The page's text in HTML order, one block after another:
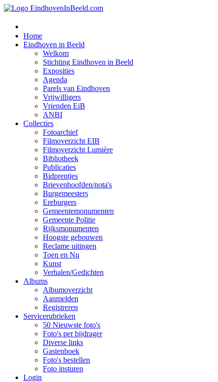
Home
Eindhoven in Beeld
Welkom
Stichting Eindhoven in Beeld
Exposities
Agenda
Parels van Eindhoven
Vrijwilligers
Vrienden EiB
ANBI
Collecties
Fotoarchief
Filmoverzicht EIB
Filmoverzicht Lumière
Bibliotheek
Publicaties
Bidprentjes
Brievenhoofden/nota's
Burgemeesters
Ereburgers
Gemeentemonumenten
Gemeente Politie
Rijksmonumenten
Hoogste gebouwen
Reclame uitingen
Toen en Nu
Kunst
Verhalen/Gedichten
Albums
Albumoverzicht
Aanmelden
Registreren
Servicerubrieken
50 Nieuwste foto's
Foto's per bijdrager
Diverse links
Gastenboek
Foto's bestellen
Foto insturen
Login